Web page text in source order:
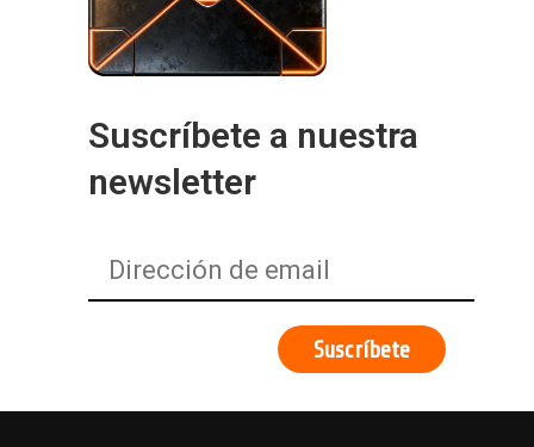
Suscríbete a nuestra
newsletter